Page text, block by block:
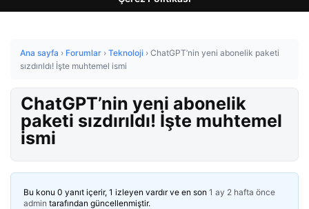
Ana sayfa › Forumlar › Teknoloji › ChatGPT’nin yeni abonelik paketi
sızdırıldı! İşte muhtemel ismi
ChatGPT’nin yeni abonelik
paketi sızdırıldı! İşte muhtemel
ismi
Bu konu 0 yanıt içerir, 1 izleyen vardır ve en son 1 ay 2 hafta önce
admin tarafından güncellenmiştir.